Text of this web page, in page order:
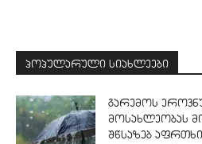
პოპულარული სიახლეები
გარემოს
მოსახლეობას
შწსაზებ